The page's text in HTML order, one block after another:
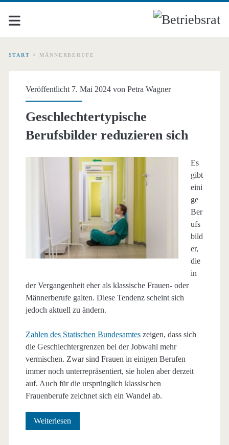
START > MÄNNERBERUFE
Schlagwort:
<span>Männerberufe</
Veröffentlicht 7. Mai 2024 von Petra Wagner
Geschlechtertypische
Berufsbilder reduzieren sich
Es
gibt
eini
ge
Ber
ufs
bild
er,
die
in
der Vergangenheit eher als klassische Frauen- oder
Männerberufe galten. Diese Tendenz scheint sich
jedoch aktuell zu ändern.
Zahlen des Statischen Bundesamteszeigen, dass sich
die Geschlechtergrenzen bei der Jobwahl mehr
vermischen. Zwar sind Frauen in einigen Berufen
immer noch unterrepräsentiert, sie holen aber derzeit
auf. Auch für die ursprünglich klassischen
Frauenberufe zeichnet sich ein Wandel ab.
Weiterlesen